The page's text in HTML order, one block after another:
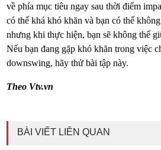
về phía mục tiêu ngay sau thời điểm
có thể khá khó khăn và bạn có thể
nhưng khi thực hiện, bạn sẽ không thể
Nếu bạn đang gặp khó khăn trong việc
downswing, hãy thử bài tập này.
Theo Vtv.vn
BÀI VIẾT LIÊN QUAN